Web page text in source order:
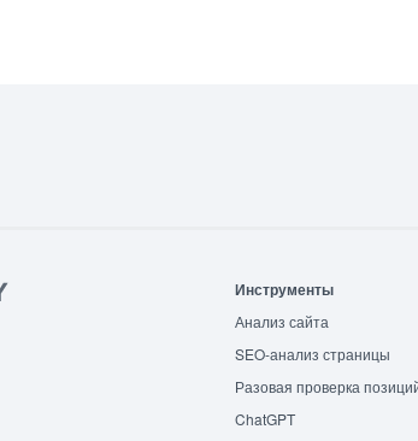
Инструменты
Анализ сайта
SEO-анализ страницы
Разовая проверка
ChatGPT